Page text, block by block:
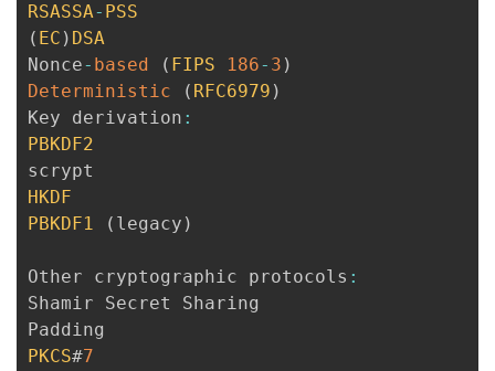
RSASSA- PSS
( EC ) DSA
Nonce- based ( FIPS 186- 3 )
Deterministic
( RFC6979 )
Key derivation :
PBKDF2
HKDF
PBKDF1
( legacy )
Other cryptographic protocols :
Shamir Secret Sharing
PKCS#7